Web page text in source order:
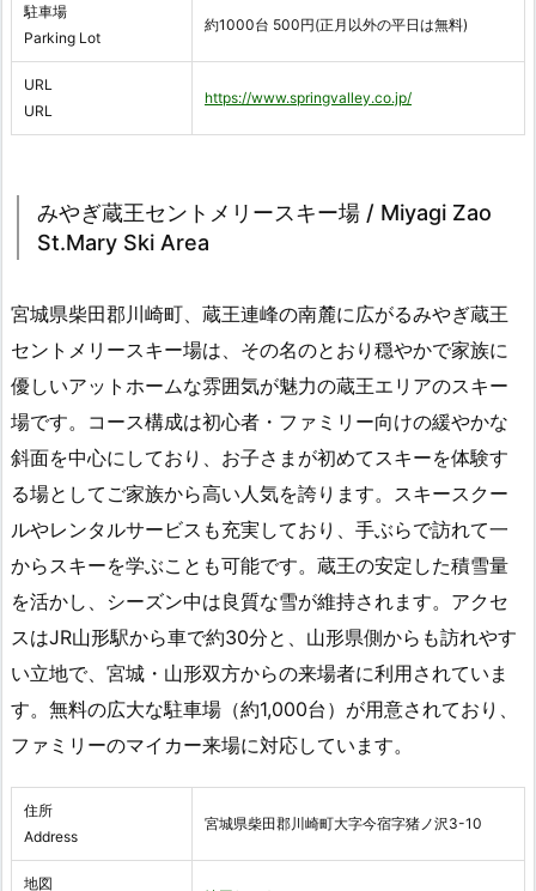
駐車場
Parking Lot
約1000台 500円(正月以外の平日は無料)
URL
URL
https://www.springvalley.co.jp/
みやぎ蔵王セントメリースキー場 / Miyagi Zao
St.Mary Ski Area
宮城県柴田郡川崎町、蔵王連峰の南麓に広がるみやぎ蔵王
セントメリースキー場は、その名のとおり穏やかで家族に
優しいアットホームな雰囲気が魅力の蔵王エリアのスキー
場です。コース構成は初心者・ファミリー向けの緩やかな
斜面を中心にしており、お子さまが初めてスキーを体験す
る場としてご家族から高い人気を誇ります。スキースクー
ルやレンタルサービスも充実しており、手ぶらで訪れて一
からスキーを学ぶことも可能です。蔵王の安定した積雪量
を活かし、シーズン中は良質な雪が維持されます。アクセ
スはJR山形駅から車で約30分と、山形県側からも訪れやす
い立地で、宮城・山形双方からの来場者に利用されていま
す。無料の広大な駐車場（約1,000台）が用意されており、
ファミリーのマイカー来場に対応しています。
住所
Address
宮城県柴田郡川崎町大字今宿字猪ノ沢3-10
地図